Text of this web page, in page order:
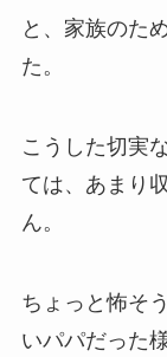
と、家族のた
た。
こうした切実
ては、あまり
ん。
ちょっと怖そ
いパパだった様